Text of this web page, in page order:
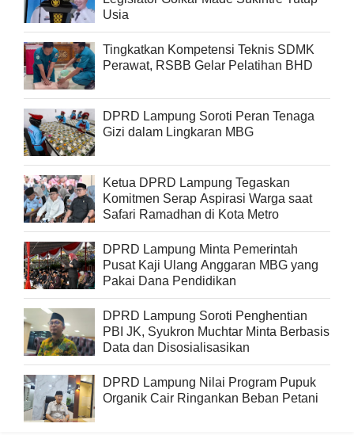
Usia
Tingkatkan Kompetensi Teknis SDMK
Perawat, RSBB Gelar Pelatihan BHD
DPRD Lampung Soroti Peran Tenaga
Gizi dalam Lingkaran MBG
Ketua DPRD Lampung Tegaskan
Komitmen Serap Aspirasi Warga saat
Safari Ramadhan di Kota Metro
DPRD Lampung Minta Pemerintah
Pusat Kaji Ulang Anggaran MBG yang
Pakai Dana Pendidikan
DPRD Lampung Soroti Penghentian
PBI JK, Syukron Muchtar Minta Berbasis
Data dan Disosialisasikan
DPRD Lampung Nilai Program Pupuk
Organik Cair Ringankan Beban Petani